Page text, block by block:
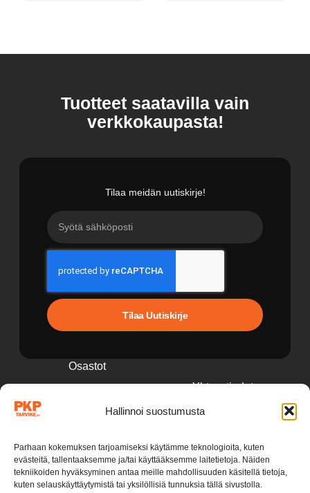
Hallinnoi suostumusta
Parhaan kokemuksen tarjoamiseksi käytämme teknologioita, kuten
evästeitä, tallentaaksemme ja/tai käyttääksemme laitetietoja. Näiden
tekniikoiden hyväksyminen antaa meille mahdollisuuden käsitellä tietoja,
kuten selauskäyttäytymistä tai yksilöllisiä tunnuksia tällä sivustolla.
Tuotteet saatavilla vain
verkkokaupasta!
Tilaa meidän uutiskirje!
Tilaa Uutiskirje
Osastot
Perävaunut
Renkaat & vanteet
Yhteystiedot
pkp@pkptarvike.fi